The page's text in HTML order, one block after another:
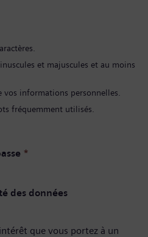
et majuscules et au moins
informations personnelles.
fréquemment utilisés.
*
des données
que vous portez à un